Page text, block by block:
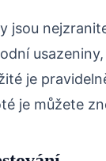
jsou
je
je můžete